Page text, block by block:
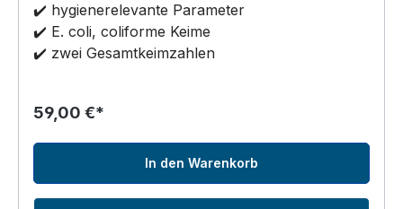
✔️ hygienerelevante Parameter
✔️ E. coli, coliforme Keime
✔️ zwei Gesamtkeimzahlen
59,00 €*
In den Warenkorb